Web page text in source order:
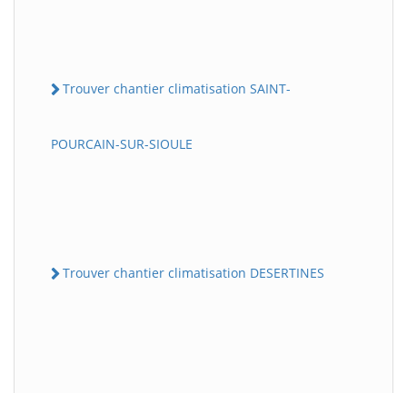
Trouver chantier climatisation SAINT-
POURCAIN-SUR-SIOULE
Trouver chantier climatisation DESERTINES